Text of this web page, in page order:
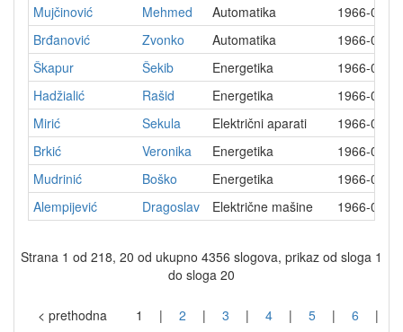
Mujčinović
Mehmed Automatika
1966-06-
Brđanović
Zvonko Automatika
1966-07-
Škapur
Šekib Energetika
1966-08-
Hadžialić
Rašid Energetika
1966-08-
Mirić
Sekula Električni aparati
1966-09-
Brkić
Veronika Energetika
1966-09-
Mudrinić
Boško Energetika
1966-09-
Alempijević
Dragoslav Električne mašine 1966-09-
Strana 1 od 218, 20 od ukupno 4356 slogova, prikaz od sloga 1
do sloga 20
< prethodna 1 | 2 | 3 | 4 | 5 | 6 |